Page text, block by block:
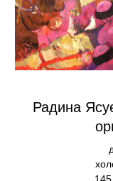
Радина